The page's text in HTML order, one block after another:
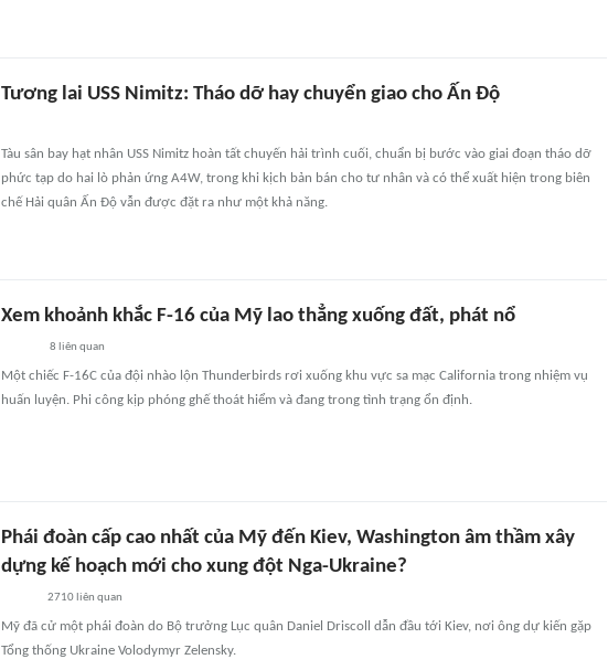
Tương lai USS Nimitz: Tháo dỡ hay chuyển giao cho Ấn Độ
Tàu sân bay hạt nhân USS Nimitz hoàn tất chuyến hải trình cuối, chuẩn bị bước vào giai đoạn tháo dỡ
phức tạp do hai lò phản ứng A4W, trong khi kịch bản bán cho tư nhân và có thể xuất hiện trong biên
chế Hải quân Ấn Độ vẫn được đặt ra như một khả năng.
Xem khoảnh khắc F-16 của Mỹ lao thẳng xuống đất, phát nổ
8 liên quan
Một chiếc F-16C của đội nhào lộn Thunderbirds rơi xuống khu vực sa mạc California trong nhiệm vụ
huấn luyện. Phi công kịp phóng ghế thoát hiểm và đang trong tình trạng ổn định.
Phái đoàn cấp cao nhất của Mỹ đến Kiev, Washington âm thầm xây
dựng kế hoạch mới cho xung đột Nga-Ukraine?
2710 liên quan
Mỹ đã cử một phái đoàn do Bộ trưởng Lục quân Daniel Driscoll dẫn đầu tới Kiev, nơi ông dự kiến gặp
Tổng thống Ukraine Volodymyr Zelensky.